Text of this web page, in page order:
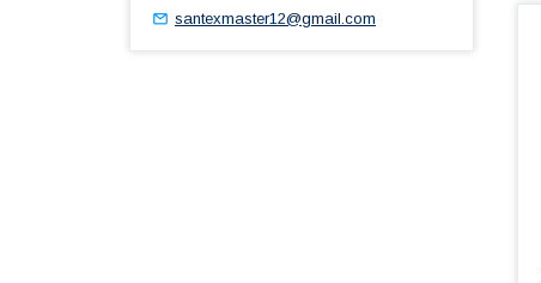
santexmaster12@gmail.com